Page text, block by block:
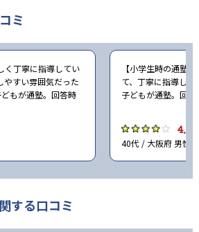
ミ
く丁寧に指導してい
やすい雰囲気だった
もが通塾。回答時
【小学生時の通塾
て、丁寧に指導し
子どもが通塾。回
4.0
40代 / 大阪府 男性
する口コミ